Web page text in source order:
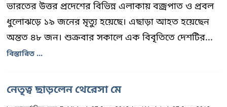
ভারতের উত্তর প্রদেশের বিভিন্ন এলাকায় বজ্রপাত ও প্রবল
ধুলোঝড়ে ১৯ জনের মৃত্যু হয়েছে। এছাড়া আহত হয়েছেন
অন্তত ৪৮ জন। শুক্রবার সকালে এক বিবৃতিতে দেশটির...
বিস্তারিত ...
নেতৃত্ব ছাড়লেন থেরেসা মে